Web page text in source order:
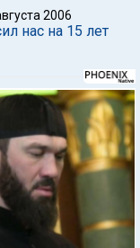
2006
нас на 15 лет